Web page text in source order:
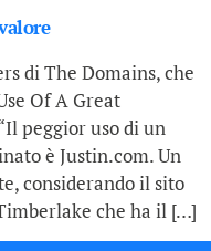
di The Domains, che
Of A Great
peggior uso di un
è Justin.com. Un
considerando il sito
che ha il […]